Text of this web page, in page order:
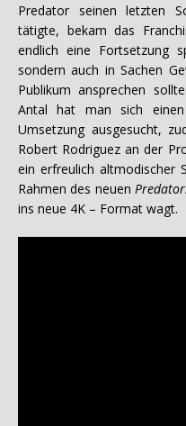
Predator seinen letzten
tätigte, bekam das
endlich eine Fortsetzung
sondern auch in Sachen
Publikum ansprechen
Antal hat man sich
Umsetzung ausgesucht,
Robert Rodriguez an der
ein erfreulich altmodischer
Rahmen des neuen
ins neue 4K – Format wagt.